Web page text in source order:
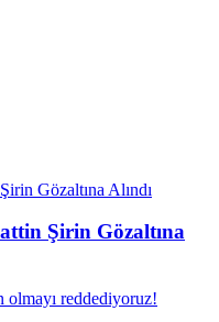
Şirin Gözaltına